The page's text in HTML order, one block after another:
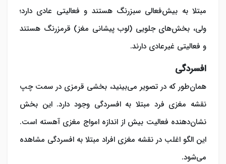
مبتلا به بیش‌فعالی سبزرنگ هستند و فعالیتی عادی دارد؛
ولی، بخش‌های جلویی (لوب پیشانی مغز) قرمزرنگ هستند
و فعالیتی غیرعادی دارند.
افسردگی
همان‌طور که در تصویر می‌بینید، بخشی قرمزی در سمت چپ
نقشه مغزی فرد مبتلا به افسردگی وجود دارد. این بخش
نشان‌دهنده فعالیت بیش از اندازه امواج مغزی آهسته است.
این الگو اغلب در نقشه مغزی افراد مبتلا به افسردگی مشاهده
می‌شود.